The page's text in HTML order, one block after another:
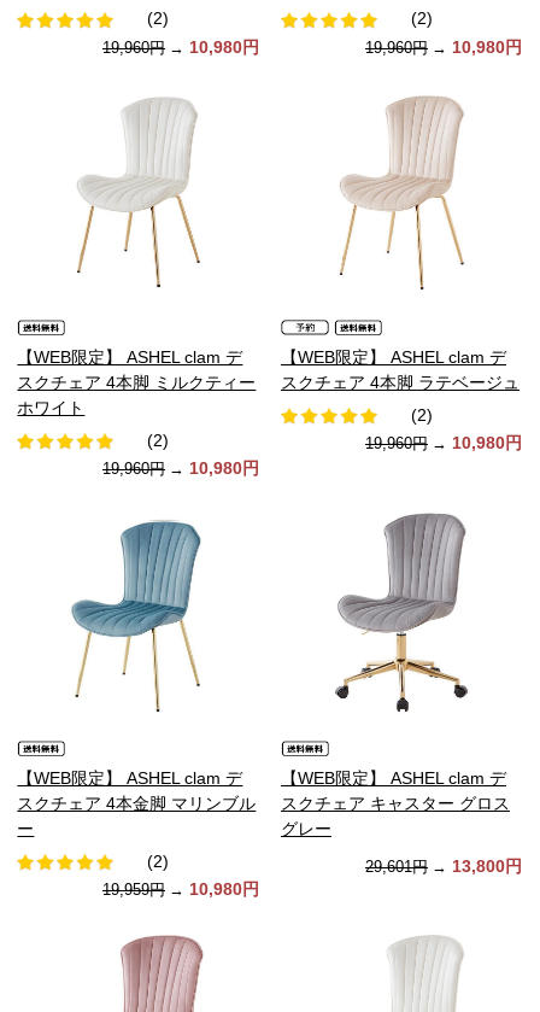
(2)
19,960円 → 10,980円
(2)
19,960円 → 10,980円
【WEB限定】 ASHEL clam デ
スクチェア 4本脚 ミルクティー
ホワイト
(2)
19,960円 → 10,980円
【WEB限定】 ASHEL clam デ
スクチェア 4本脚 ラテベージュ
(2)
19,960円 → 10,980円
【WEB限定】 ASHEL clam デ
スクチェア 4本金脚 マリンブル
ー
(2)
19,959円 → 10,980円
【WEB限定】 ASHEL clam デ
スクチェア キャスター グロス
グレー
29,601円 → 13,800円